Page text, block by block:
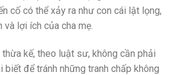
cố có thể xảy ra như con cái lật lọng,
và lợi ích của cha mẹ.
kế, theo luật sư, không cần phải
biết để tránh những tranh chấp không